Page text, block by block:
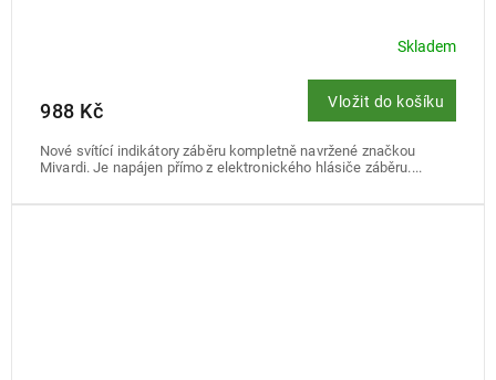
Skladem
988 Kč Vložit do košíku
Nové svítící indikátory záběru kompletně navržené značkou
Mivardi. Je napájen přímo z elektronického hlásiče záběru....